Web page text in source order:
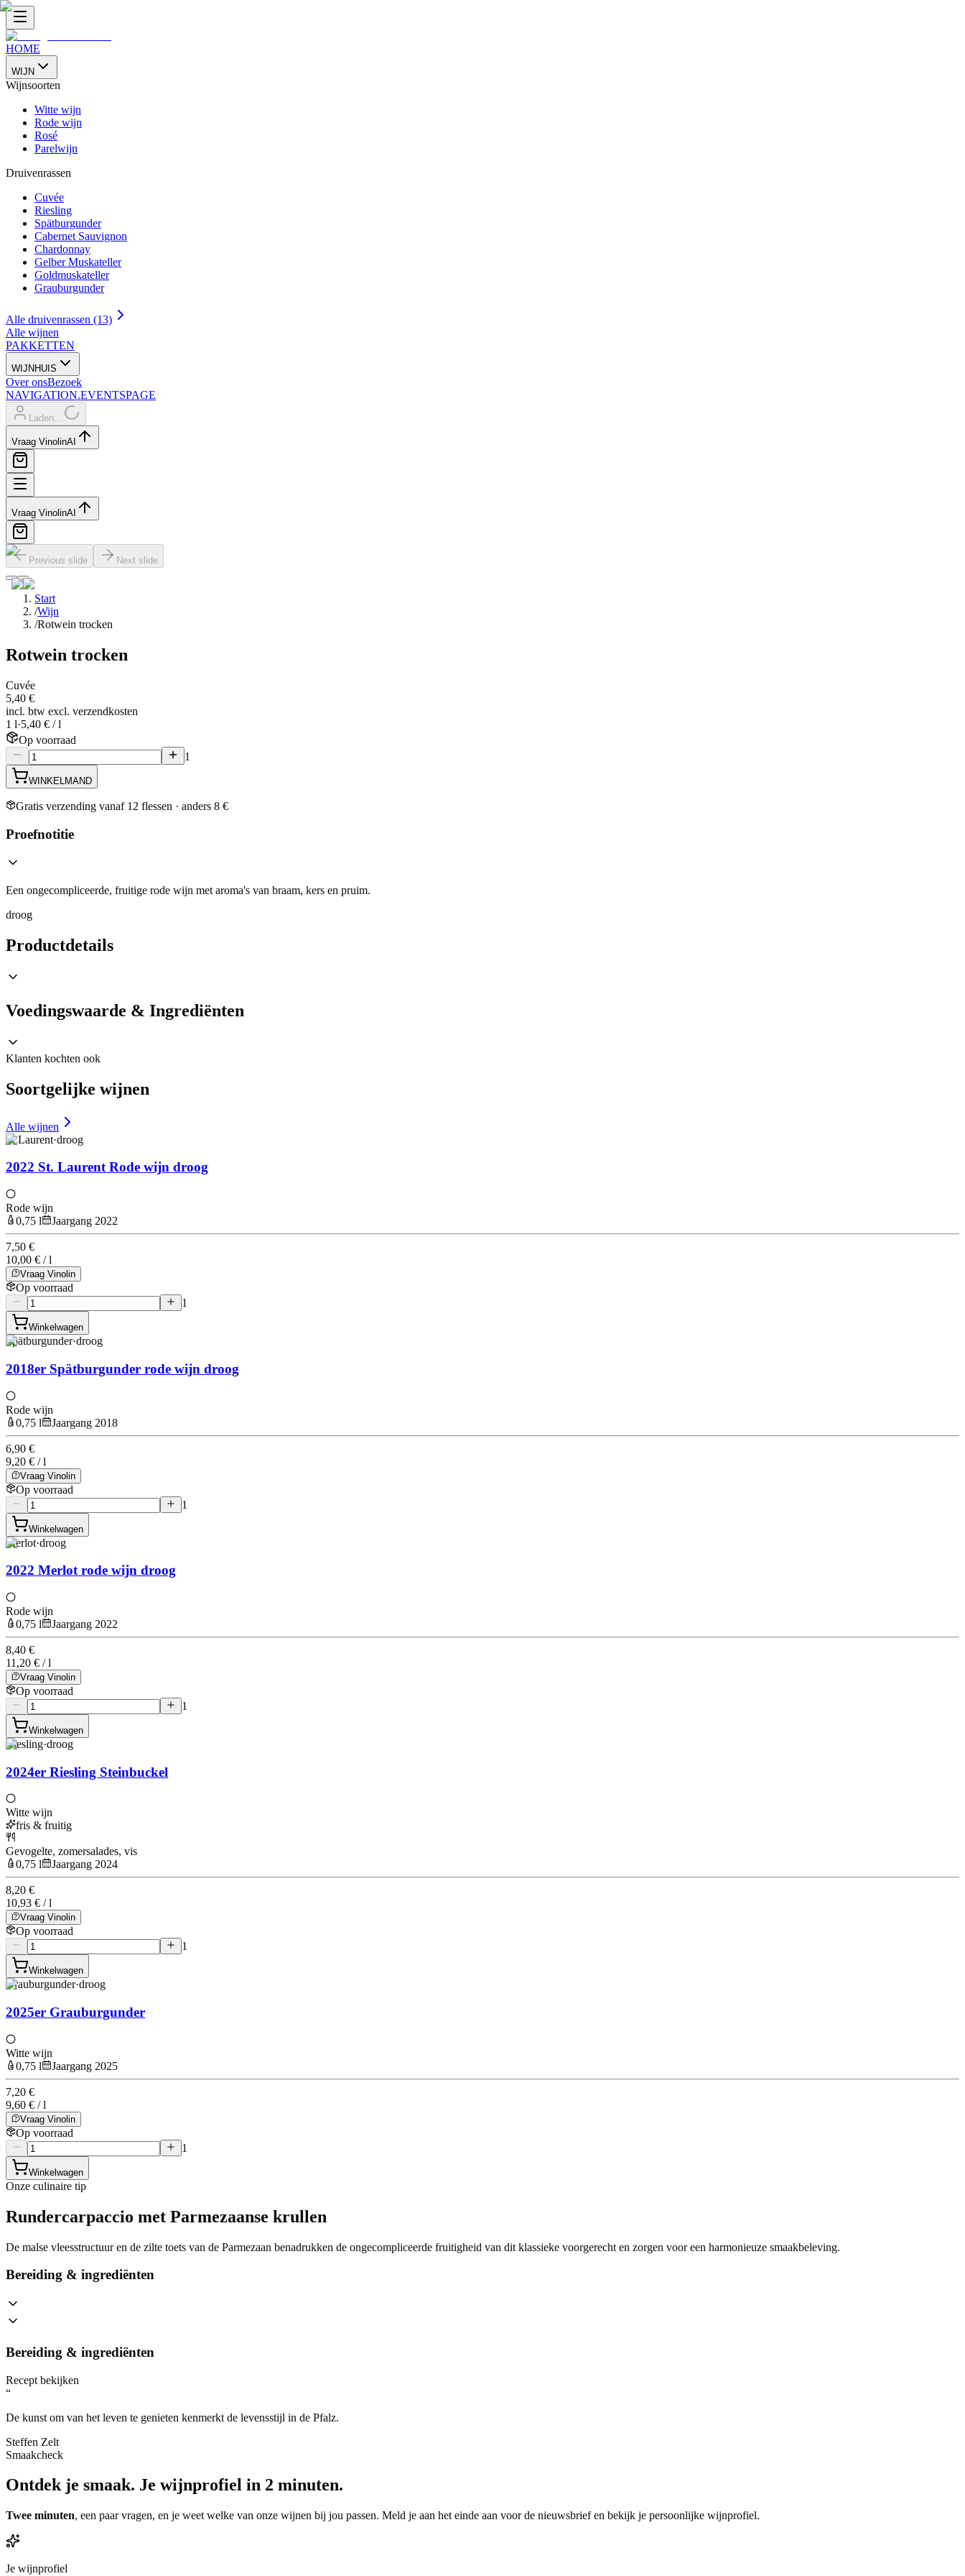
HOME
WIJN
Wijnsoorten
Witte wijn
Rode wijn
Rosé
Parelwijn
Druivenrassen
Cuvée
Riesling
Spätburgunder
Cabernet Sauvignon
Chardonnay
Gelber Muskateller
Goldmuskateller
Grauburgunder
Alle druivenrassen (13)
Alle wijnen
PAKKETTEN
WIJNHUIS
Over onsBezoek
NAVIGATION.EVENTSPAGE
Laden…
Vraag VinolinAI
Vraag VinolinAI
Previous slide Next slide
Start
/Wijn
/Rotwein trocken
Rotwein trocken
Cuvée
5,40 €
incl. btw excl. verzendkosten
1 l·5,40 € / l
Op voorraad
1
WINKELMAND
Gratis verzending vanaf 12 flessen · anders 8 €
Proefnotitie
Een ongecompliceerde, fruitige rode wijn met aroma's van braam, kers en pruim.
droog
Productdetails
Voedingswaarde & Ingrediënten
Klanten kochten ook
Soortgelijke wijnen
Alle wijnen
St Laurent·droog
2022 St. Laurent Rode wijn droog
Rode wijn
0,75 l
Jaargang 2022
7,50 €
10,00 € / l
Vraag Vinolin
Op voorraad
1
Winkelwagen
Spätburgunder·droog
2018er Spätburgunder rode wijn droog
Rode wijn
0,75 l
Jaargang 2018
6,90 €
9,20 € / l
Vraag Vinolin
Op voorraad
1
Winkelwagen
Merlot·droog
2022 Merlot rode wijn droog
Rode wijn
0,75 l
Jaargang 2022
8,40 €
11,20 € / l
Vraag Vinolin
Op voorraad
1
Winkelwagen
Riesling·droog
2024er Riesling Steinbuckel
Witte wijn
fris & fruitig
Gevogelte, zomersalades, vis
0,75 l
Jaargang 2024
8,20 €
10,93 € / l
Vraag Vinolin
Op voorraad
1
Winkelwagen
Grauburgunder·droog
2025er Grauburgunder
Witte wijn
0,75 l
Jaargang 2025
7,20 €
9,60 € / l
Vraag Vinolin
Op voorraad
1
Winkelwagen
Onze culinaire tip
Rundercarpaccio met Parmezaanse krullen
De malse vleesstructuur en de zilte toets van de Parmezaan benadrukken de ongecompliceerde fruitigheid van dit klassieke voorgerecht en zorgen voor een harmonieuze smaakbeleving.
Bereiding & ingrediënten
Bereiding & ingrediënten
Recept bekijken
“
De kunst om van het leven te genieten kenmerkt de levensstijl in de Pfalz.
Steffen Zelt
Smaakcheck
Ontdek je smaak. Je wijnprofiel in 2 minuten.
Twee minuten, een paar vragen, en je weet welke van onze wijnen bij jou passen. Meld je aan het einde aan voor de nieuwsbrief en bekijk je persoonlijke wijnprofiel.
Je wijnprofiel